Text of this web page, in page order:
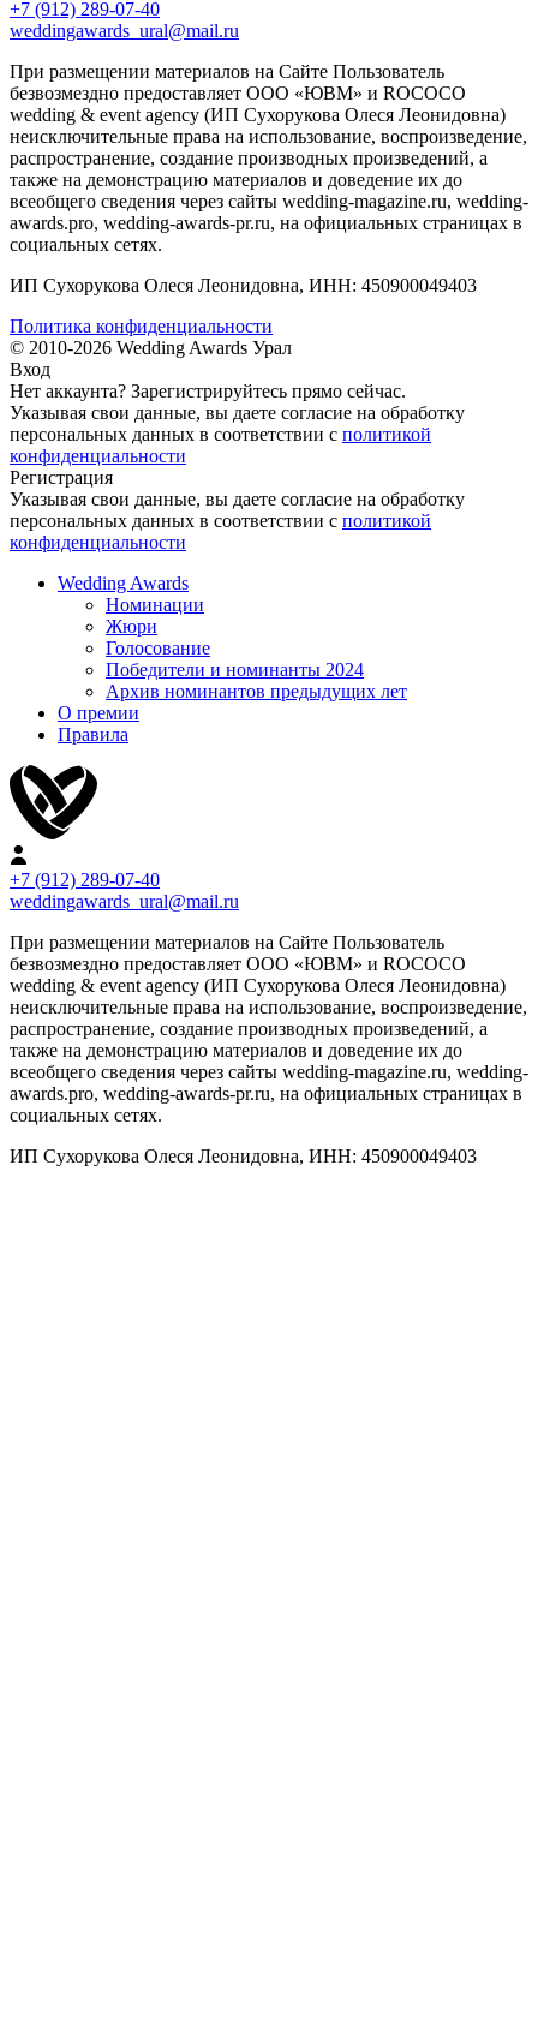
+7 (912) 289-07-40
weddingawards_ural@mail.ru
При размещении материалов на Сайте Пользователь
безвозмездно предоставляет ООО «ЮВМ» и ROCOCO
wedding & event agency (ИП Сухорукова Олеся Леонидовна)
неисключительные права на использование, воспроизведение,
распространение, создание производных произведений, а
также на демонстрацию материалов и доведение их до
всеобщего сведения через сайты wedding-magazine.ru, wedding-
awards.pro, wedding-awards-pr.ru, на официальных страницах в
социальных сетях.
ИП Сухорукова Олеся Леонидовна, ИНН: 450900049403
Политика конфиденциальности
© 2010-2026 Wedding Awards Урал
Вход
Нет аккаунта? Зарегистрируйтесь прямо сейчас.
Указывая свои данные, вы даете согласие на обработку
персональных данных в соответствии с политикой
конфиденциальности
Регистрация
Указывая свои данные, вы даете согласие на обработку
персональных данных в соответствии с политикой
конфиденциальности
Wedding Awards
Номинации
Жюри
Голосование
Победители и номинанты 2024
Архив номинантов предыдущих лет
О премии
Правила
+7 (912) 289-07-40
weddingawards_ural@mail.ru
При размещении материалов на Сайте Пользователь
безвозмездно предоставляет ООО «ЮВМ» и ROCOCO
wedding & event agency (ИП Сухорукова Олеся Леонидовна)
неисключительные права на использование, воспроизведение,
распространение, создание производных произведений, а
также на демонстрацию материалов и доведение их до
всеобщего сведения через сайты wedding-magazine.ru, wedding-
awards.pro, wedding-awards-pr.ru, на официальных страницах в
социальных сетях.
ИП Сухорукова Олеся Леонидовна, ИНН: 450900049403